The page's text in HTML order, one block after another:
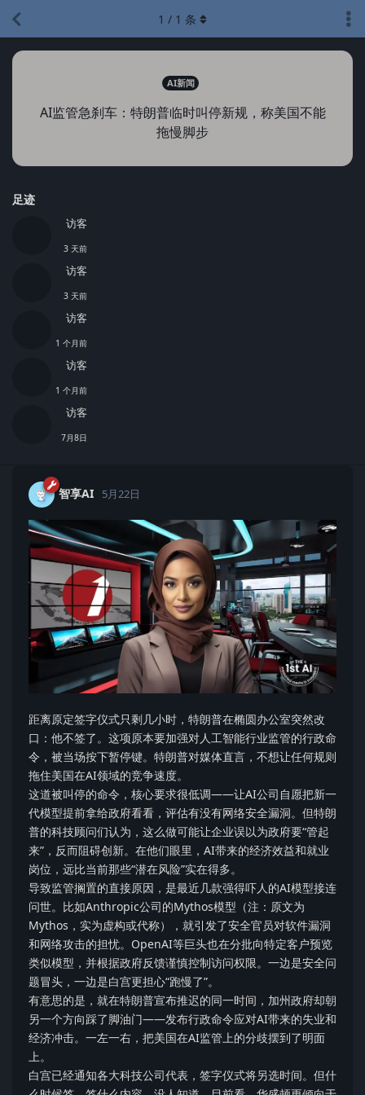
AI新闻
AI监管急刹车：特朗普临时叫停新规，称美国不能
拖慢脚步
足迹
访客
3 天前
访客
3 天前
访客
1 个月前
访客
1 个月前
访客
7月8日
1 / 1 条
智享AI
等级 1111
5月22日
距离原定签字仪式只剩几小时，特朗普在椭圆办公室突然改
口：他不签了。这项原本要加强对人工智能行业监管的行政命
令，被当场按下暂停键。特朗普对媒体直言，不想让任何规则
拖住美国在AI领域的竞争速度。
这道被叫停的命令，核心要求很低调——让AI公司自愿把新一
代模型提前拿给政府看看，评估有没有网络安全漏洞。但特朗
普的科技顾问们认为，这么做可能让企业误以为政府要“管起
来”，反而阻碍创新。在他们眼里，AI带来的经济效益和就业
岗位，远比当前那些“潜在风险”实在得多。
导致监管搁置的直接原因，是最近几款强得吓人的AI模型接连
问世。比如Anthropic公司的Mythos模型（注：原文为
Mythos，实为虚构或代称），就引发了安全官员对软件漏洞
和网络攻击的担忧。OpenAI等巨头也在分批向特定客户预览
类似模型，并根据政府反馈谨慎控制访问权限。一边是安全问
题冒头，一边是白宫更担心“跑慢了”。
有意思的是，就在特朗普宣布推迟的同一时间，加州政府却朝
另一个方向踩了脚油门——发布行政命令应对AI带来的失业和
经济冲击。一左一右，把美国在AI监管上的分歧摆到了明面
上。
白宫已经通知各大科技公司代表，签字仪式将另选时间。但什